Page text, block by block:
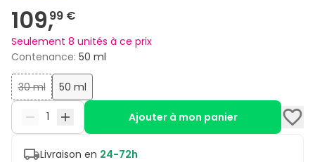
109,99 €
Seulement 8 unités à ce prix
Contenance: 50 ml
30 ml 50 ml
Ajouter à mon panier
Livraison en 24-72h